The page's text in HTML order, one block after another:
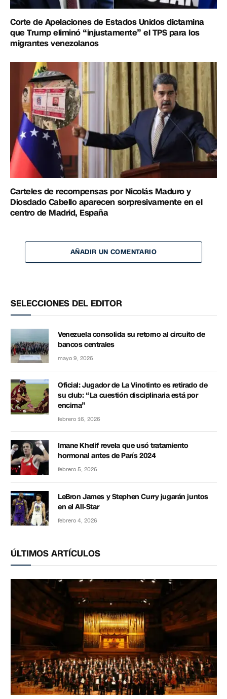
Corte de Apelaciones de Estados Unidos dictamina
que Trump eliminó “injustamente” el TPS para los
migrantes venezolanos
Carteles de recompensas por Nicolás Maduro y
Diosdado Cabello aparecen sorpresivamente en el
centro de Madrid, España
AÑADIR UN COMENTARIO
SELECCIONES DEL EDITOR
Venezuela consolida su retorno al circuito de
bancos centrales
mayo 9, 2026
Oficial: Jugador de La Vinotinto es retirado de
su club: “La cuestión disciplinaria está por
encima”
febrero 16, 2026
Imane Khelif revela que usó tratamiento
hormonal antes de París 2024
febrero 5, 2026
LeBron James y Stephen Curry jugarán juntos
en el All-Star
febrero 4, 2026
ÚLTIMOS ARTÍCULOS